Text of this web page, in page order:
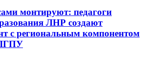
монтируют: педагоги
ЛНР создают
с региональным компонентом